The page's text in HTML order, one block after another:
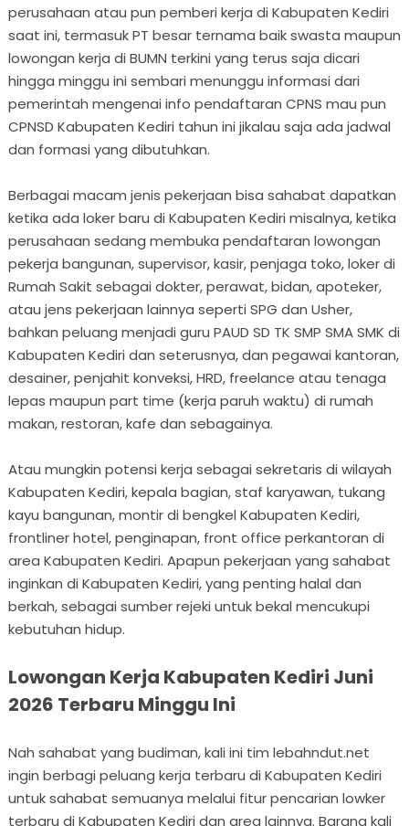
perusahaan atau pun pemberi kerja di Kabupaten Kediri
saat ini, termasuk PT besar ternama baik swasta maupun
lowongan kerja di BUMN terkini yang terus saja dicari
hingga minggu ini sembari menunggu informasi dari
pemerintah mengenai info pendaftaran CPNS mau pun
CPNSD Kabupaten Kediri tahun ini jikalau saja ada jadwal
dan formasi yang dibutuhkan.
Berbagai macam jenis pekerjaan bisa sahabat dapatkan
ketika ada loker baru di Kabupaten Kediri misalnya, ketika
perusahaan sedang membuka pendaftaran lowongan
pekerja bangunan, supervisor, kasir, penjaga toko, loker di
Rumah Sakit sebagai dokter, perawat, bidan, apoteker,
atau jens pekerjaan lainnya seperti SPG dan Usher,
bahkan peluang menjadi guru PAUD SD TK SMP SMA SMK di
Kabupaten Kediri dan seterusnya, dan pegawai kantoran,
desainer, penjahit konveksi, HRD, freelance atau tenaga
lepas maupun part time (kerja paruh waktu) di rumah
makan, restoran, kafe dan sebagainya.
Atau mungkin potensi kerja sebagai sekretaris di wilayah
Kabupaten Kediri, kepala bagian, staf karyawan, tukang
kayu bangunan, montir di bengkel Kabupaten Kediri,
frontliner hotel, penginapan, front office perkantoran di
area Kabupaten Kediri. Apapun pekerjaan yang sahabat
inginkan di Kabupaten Kediri, yang penting halal dan
berkah, sebagai sumber rejeki untuk bekal mencukupi
kebutuhan hidup.
Lowongan Kerja Kabupaten Kediri Juni
2026 Terbaru Minggu Ini
Nah sahabat yang budiman, kali ini tim lebahndut.net
ingin berbagi peluang kerja terbaru di Kabupaten Kediri
untuk sahabat semuanya melalui fitur pencarian lowker
terbaru di Kabupaten Kediri dan area lainnya. Barang kali